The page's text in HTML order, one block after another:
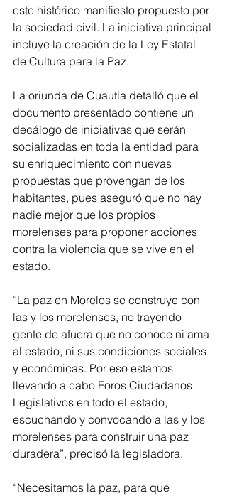
este histórico manifiesto propuesto por
la sociedad civil. La iniciativa principal
incluye la creación de la Ley Estatal
de Cultura para la Paz.
La oriunda de Cuautla detalló que el
documento presentado contiene un
decálogo de iniciativas que serán
socializadas en toda la entidad para
su enriquecimiento con nuevas
propuestas que provengan de los
habitantes, pues aseguró que no hay
nadie mejor que los propios
morelenses para proponer acciones
contra la violencia que se vive en el
estado.
“La paz en Morelos se construye con
las y los morelenses, no trayendo
gente de afuera que no conoce ni ama
al estado, ni sus condiciones sociales
y económicas. Por eso estamos
llevando a cabo Foros Ciudadanos
Legislativos en todo el estado,
escuchando y convocando a las y los
morelenses para construir una paz
duradera”, precisó la legisladora.
“Necesitamos la paz, para que